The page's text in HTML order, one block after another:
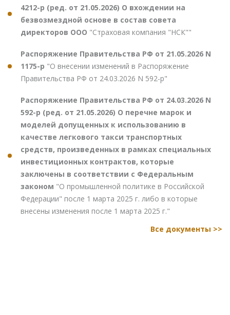
4212-р (ред. от 21.05.2026) О вхождении на
безвозмездной основе в состав совета
директоров ООО "Страховая компания "НСК""
Распоряжение Правительства РФ от 21.05.2026 N
1175-р "О внесении изменений в Распоряжение
Правительства РФ от 24.03.2026 N 592-р"
Распоряжение Правительства РФ от 24.03.2026 N
592-р (ред. от 21.05.2026) О перечне марок и
моделей допущенных к использованию в
качестве легкового такси транспортных
средств, произведенных в рамках специальных
инвестиционных контрактов, которые
заключены в соответствии с Федеральным
законом "О промышленной политике в Российской
Федерации" после 1 марта 2025 г. либо в которые
внесены изменения после 1 марта 2025 г."
Все документы >>